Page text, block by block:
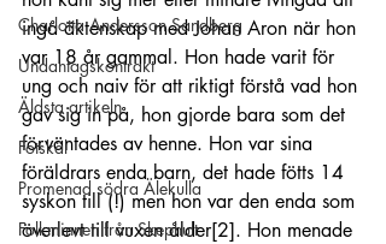
Charlotta Andersson Sandberg
Undantagskontrakt
Äldsta artikeln
Fotskäl
Promenad södra Älekulla
Folkminnen från Skephult
ingå äktenskap med Johan Aron när hon
var 18 år gammal. Hon hade varit för
ung och naiv för att riktigt förstå vad hon
gav sig in på, hon gjorde bara som det
förväntades av henne. Hon var sina
föräldrars enda barn, det hade fötts 14
syskon till (!) men hon var den enda som
överlevt till vuxen ålder[2]. Hon menade